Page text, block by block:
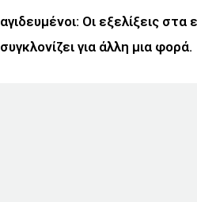
αγιδευμένοι: Οι εξελίξεις
συγκλονίζει για άλλη μια φορά.